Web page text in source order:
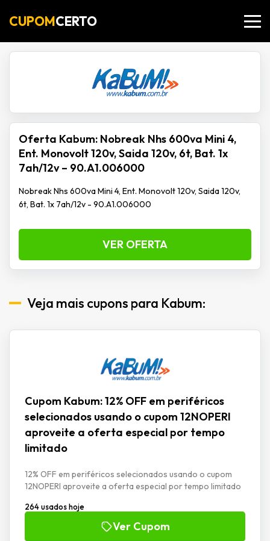
CUPOMCERTO
Oferta Kabum: Nobreak Nhs 600va Mini 4,
Ent. Monovolt 120v, Saida 120v, 6t, Bat. 1x
7ah/12v – 90.A1.006000
Nobreak Nhs 600va Mini 4, Ent. Monovolt 120v, Saida 120v,
6t, Bat. 1x 7ah/12v - 90.A1.006000
VER OFERTA
Veja mais cupons para Kabum:
Cupom Kabum: 12% OFF em periféricos
selecionados usando o cupom 12NOPERI
aproveite a oferta especial por tempo
limitado
12% OFF em periféricos selecionados usando o cupom
12NOPERI aproveite a oferta especial por tempo limitado
264 usados hoje
Ver Cupom